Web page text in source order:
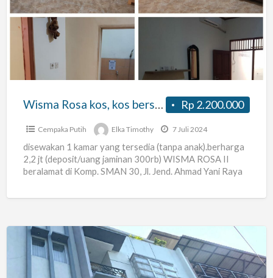
kos,
kos
bersih,
asri,
nyaman
aman,
boleh
suami
istri,
akses
mudah.
Rp 2.200.000
Wisma Rosa kos, kos bersih, asri, nyaman dan aman, boleh suami istri, akses mudah.
Cempaka Putih Elka Timothy 7 Juli 2024
disewakan 1 kamar yang tersedia (tanpa anak).berharga
2,2 jt (deposit/uang jaminan 300rb) WISMA ROSA II
beralamat di Komp. SMAN 30, Jl. Jend. Ahmad Yani Raya